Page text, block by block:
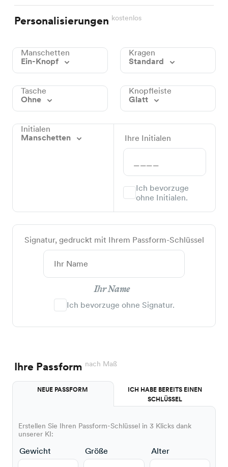
Personalisierungen kostenlos
Manschetten
Ein-Knopf
Kragen
Standard
Tasche
Ohne
Knopfleiste
Glatt
Initialen
Manschetten
Ihre Initialen
Ich bevorzuge
ohne Initialen.
Signatur, gedruckt mit Ihrem Passform-Schlüssel
Ihr Name
Ich bevorzuge ohne Signatur.
Ihre Passform nach Maß
NEUE PASSFORM
ICH HABE BEREITS EINEN
SCHLÜSSEL
Erstellen Sie Ihren Passform-Schlüssel in 3 Klicks dank
unserer KI:
Gewicht Größe Alter